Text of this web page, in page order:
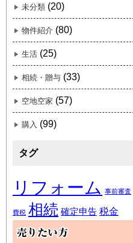
未分類 (20)
物件紹介 (80)
生活 (25)
相続・贈与 (33)
空地空家 (57)
購入 (99)
タグ
リフォーム 事前審査
費税 相続 確定申告 税金